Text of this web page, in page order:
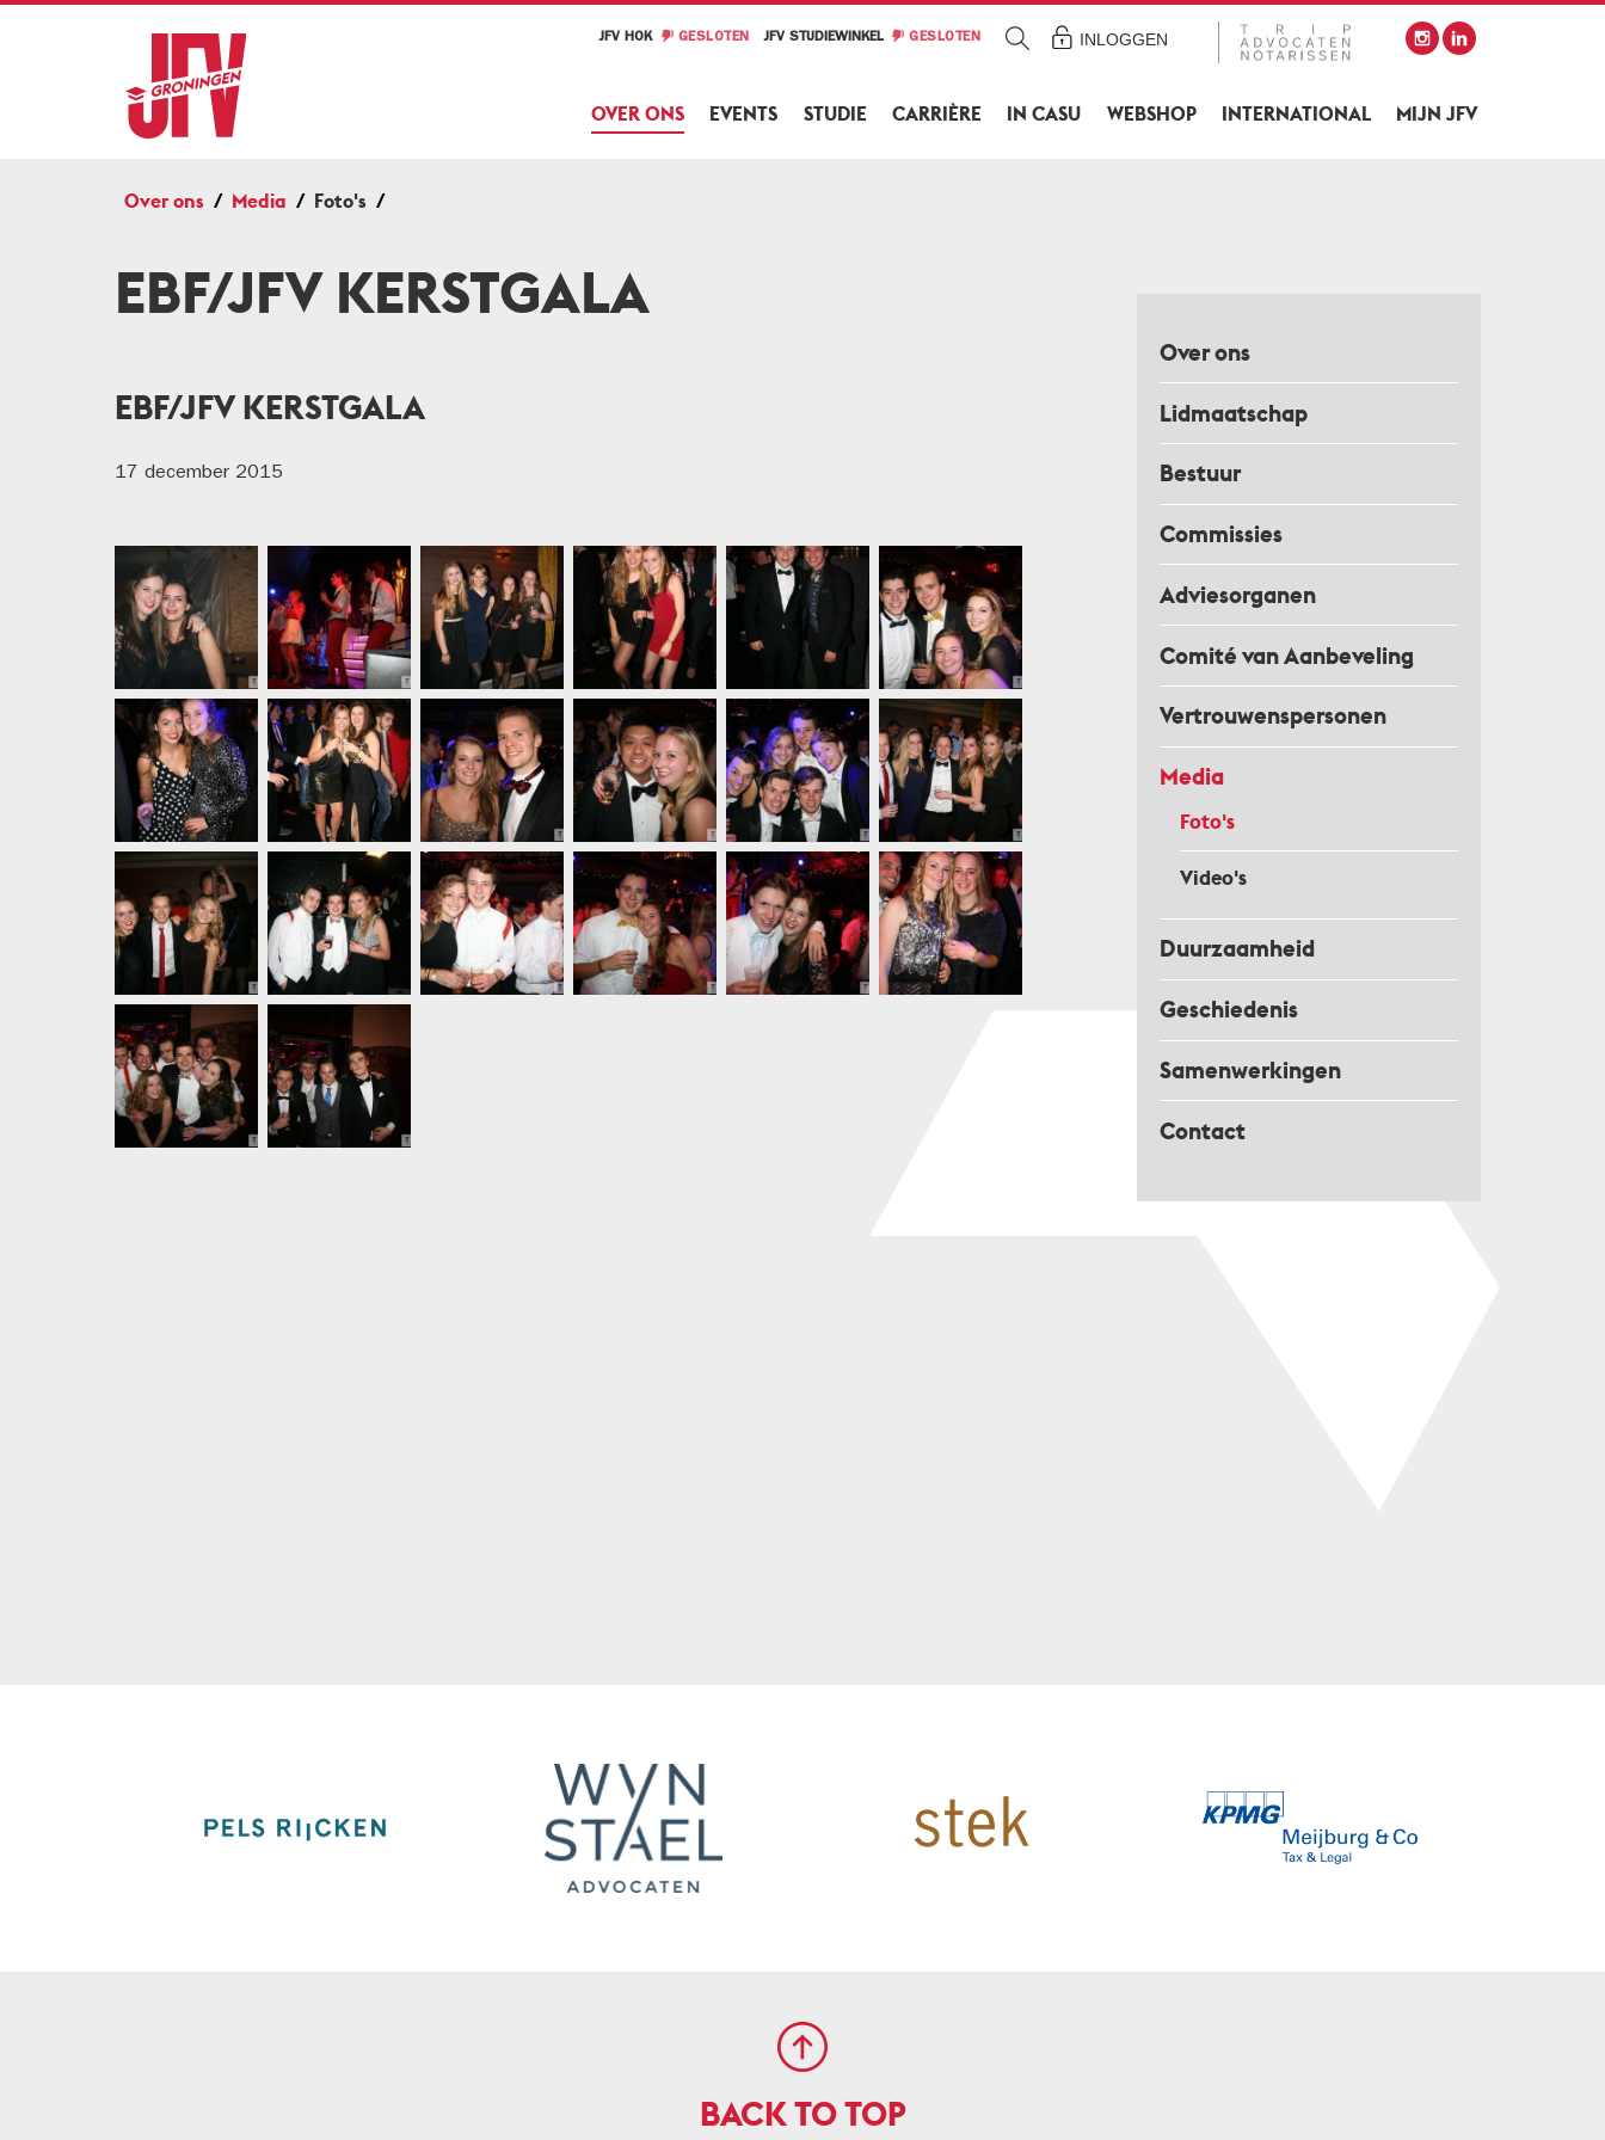
OVER ONS EVENTS STUDIE CARRIÈRE IN CASU WEBSHOP INTERNATIONAL MIJN JFV
JFV HOK GESLOTEN JFV STUDIEWINKEL GESLOTEN INLOGGEN
Over ons Media Foto's
Over ons
Lidmaatschap
Bestuur
Commissies
Adviesorganen
Comité van Aanbeveling
Vertrouwenspersonen
Media
Foto's
Video's
Duurzaamheid
Geschiedenis
Samenwerkingen
Contact
EBF/JFV KERSTGALA
EBF/JFV KERSTGALA
17 december 2015
BACK TO TOP